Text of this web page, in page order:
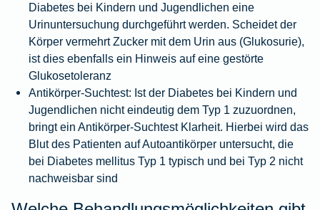
Diabetes bei Kindern und Jugendlichen eine
Urinuntersuchung durchgeführt werden. Scheidet der
Körper vermehrt Zucker mit dem Urin aus (Glukosurie),
ist dies ebenfalls ein Hinweis auf eine gestörte
Glukosetoleranz
Antikörper-Suchtest: Ist der Diabetes bei Kindern und
Jugendlichen nicht eindeutig dem Typ 1 zuzuordnen,
bringt ein Antikörper-Suchtest Klarheit. Hierbei wird das
Blut des Patienten auf Autoantikörper untersucht, die
bei Diabetes mellitus Typ 1 typisch und bei Typ 2 nicht
nachweisbar sind